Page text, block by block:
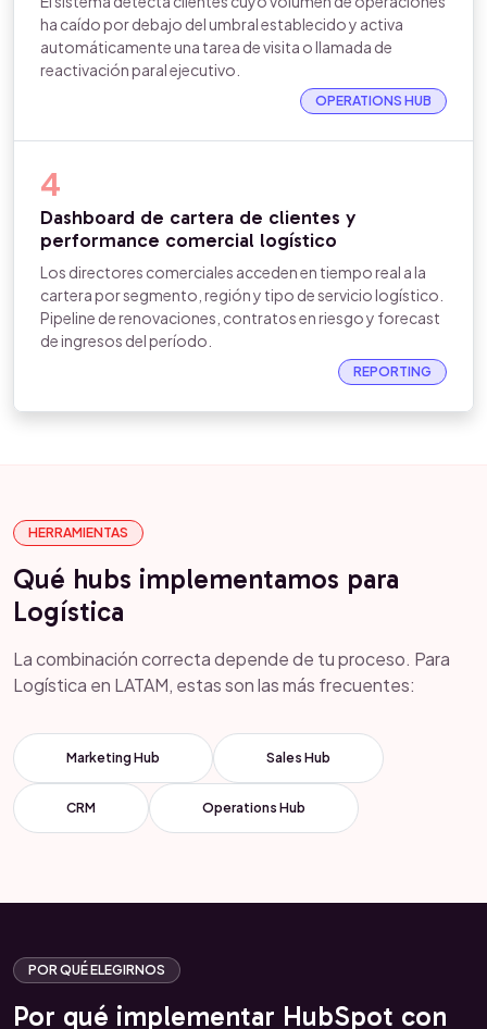
ha caído por debajo del umbral establecido y activa
automáticamente una tarea de visita o llamada de
reactivación paral ejecutivo.
OPERATIONS HUB
4
Dashboard de cartera de clientes y
performance comercial logístico
Los directores comerciales acceden en tiempo real a la
cartera por segmento, región y tipo de servicio logístico.
Pipeline de renovaciones, contratos en riesgo y forecast
de ingresos del período.
REPORTING
HERRAMIENTAS
Qué hubs implementamos para
Logística
La combinación correcta depende de tu proceso. Para
Logística en LATAM, estas son las más frecuentes:
Marketing Hub Sales Hub
CRM Operations Hub
POR QUÉ ELEGIRNOS
Por qué implementar HubSpot con